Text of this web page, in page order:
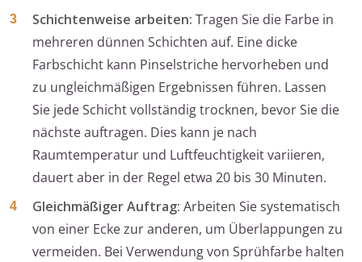
Schichtenweise arbeiten: Tragen Sie die Farbe in
mehreren dünnen Schichten auf. Eine dicke
Farbschicht kann Pinselstriche hervorheben und
zu ungleichmäßigen Ergebnissen führen. Lassen
Sie jede Schicht vollständig trocknen, bevor Sie die
nächste auftragen. Dies kann je nach
Raumtemperatur und Luftfeuchtigkeit variieren,
dauert aber in der Regel etwa 20 bis 30 Minuten.
Gleichmäßiger Auftrag: Arbeiten Sie systematisch
von einer Ecke zur anderen, um Überlappungen zu
vermeiden. Bei Verwendung von Sprühfarbe halten